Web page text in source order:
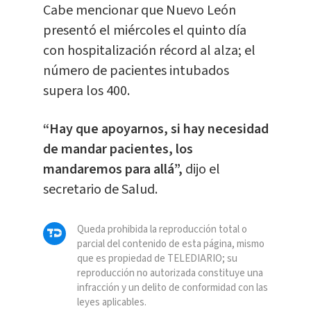
Cabe mencionar que Nuevo León
presentó el miércoles el quinto día
con hospitalización récord al alza; el
número de pacientes intubados
supera los 400.
“Hay que apoyarnos, si hay necesidad
de mandar pacientes, los
mandaremos para allá”, dijo el
secretario de Salud.
Queda prohibida la reproducción total o
parcial del contenido de esta página, mismo
que es propiedad de TELEDIARIO; su
reproducción no autorizada constituye una
infracción y un delito de conformidad con las
leyes aplicables.